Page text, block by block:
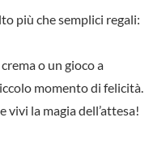
più che semplici regali:
o un gioco a
momento di felicità.
vivi la magia dell’attesa!